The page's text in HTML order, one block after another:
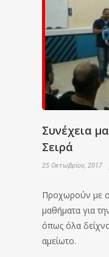
Συνέχεια
Σειρά
25 Οκτωβρίου, 2017
Προχωρούν με
μαθήματα για
όπως όλα
αμείωτο.